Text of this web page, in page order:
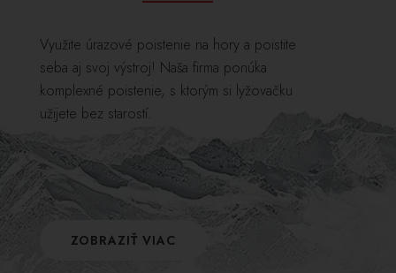
Využite úrazové poistenie na hory a poistite
seba aj svoj výstroj! Naša firma ponúka
komplexné poistenie, s ktorým si lyžovačku
užijete bez starostí.
ZOBRAZIŤ VIAC